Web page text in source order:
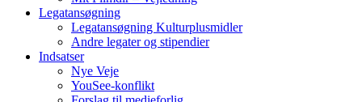
Legatansøgning
Legatansøgning Kulturplusmidler
Andre legater og stipendier
Indsatser
Nye Veje
YouSee-konflikt